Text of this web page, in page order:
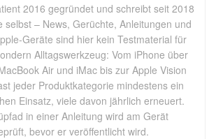
2016 gegründet und schreibt seit 2018
selbst – News, Gerüchte, Anleitungen und
Geräte sind hier kein Testmaterial für
Alltagswerkzeug: Vom iPhone über
Air und iMac bis zur Apple Vision
jeder Produktkategorie mindestens ein
Einsatz, viele davon jährlich erneuert.
in einer Anleitung wird am Gerät
bevor er veröffentlicht wird.